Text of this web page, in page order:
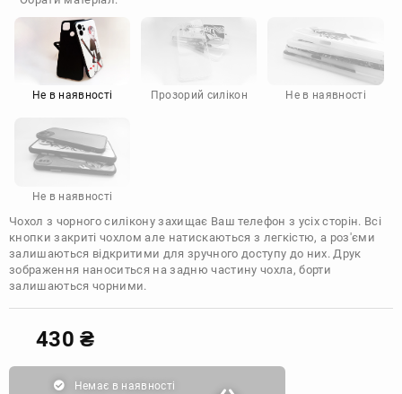
Doogee
Infinix
Sony
Motorola
Не в наявності Прозорий силікон Не в наявності
Не в наявності
Чохол з чорного силікону захищає Ваш телефон з усіх сторін. Всі
кнопки закриті чохлом але натискаються з легкістю, а роз'єми
залишаються відкритими для зручного доступу до них. Друк
зображення наноситься на задню частину чохла, борти
залишаються чорними.
430₴
Немає в наявності